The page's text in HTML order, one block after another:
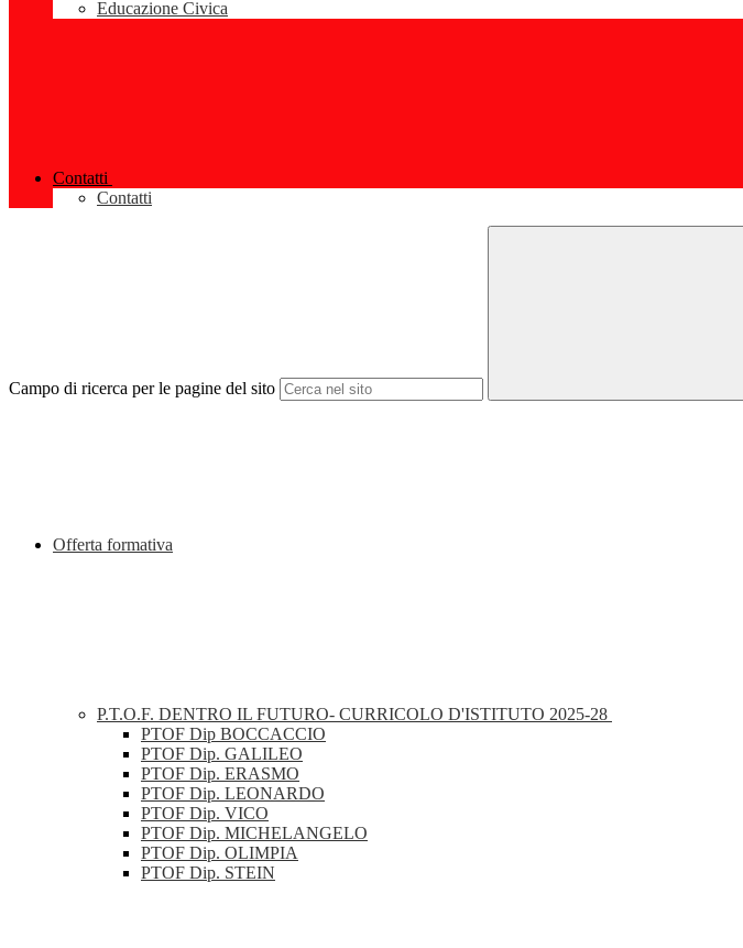
Educazione Civica
Contatti
Contatti
Campo di ricerca per le pagine del sito
Offerta formativa
P.T.O.F. DENTRO IL FUTURO- CURRICOLO D'ISTITUTO 2025-28
PTOF Dip BOCCACCIO
PTOF Dip. GALILEO
PTOF Dip. ERASMO
PTOF Dip. LEONARDO
PTOF Dip. VICO
PTOF Dip. MICHELANGELO
PTOF Dip. OLIMPIA
PTOF Dip. STEIN